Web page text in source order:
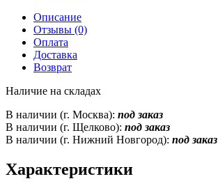
Описание
Отзывы (0)
Оплата
Доставка
Возврат
Наличие на складах
В наличии (г. Москва): под заказ
В наличии (г. Щелково): под заказ
В наличии (г. Нижний Новгород): под заказ
Характеристики